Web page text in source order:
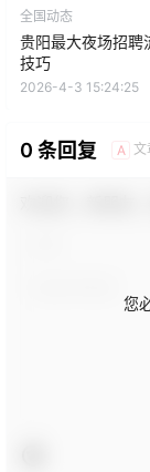
全国动态
贵阳最大夜场招聘
技巧
2026-4-3 15:24:25
0 条回复 A 文
您